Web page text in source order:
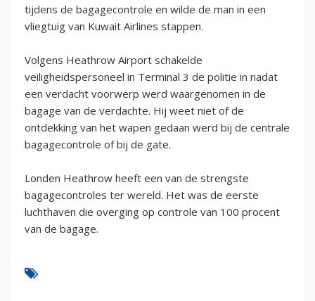
tijdens de bagagecontrole en wilde de man in een
vliegtuig van Kuwait Airlines stappen.
Volgens Heathrow Airport schakelde
veiligheidspersoneel in Terminal 3 de politie in nadat
een verdacht voorwerp werd waargenomen in de
bagage van de verdachte. Hij weet niet of de
ontdekking van het wapen gedaan werd bij de centrale
bagagecontrole of bij de gate.
Londen Heathrow heeft een van de strengste
bagagecontroles ter wereld. Het was de eerste
luchthaven die overging op controle van 100 procent
van de bagage.